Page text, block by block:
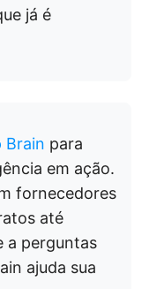
já é
Brain para
em ação.
fornecedores
até
a perguntas
ajuda sua